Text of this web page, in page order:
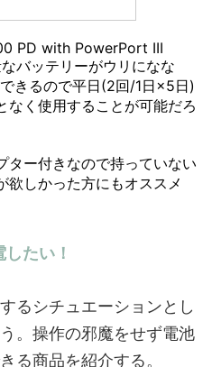
PD with PowerPort III
バッテリーがウリになな
きるので平日(2回/1日×5日)
なく使用することが可能だろ
ター付きなので持っていない
欲しかった方にもオススメ
たい！
るシチュエーションとし
。操作の邪魔をせず電池
る商品を紹介する。